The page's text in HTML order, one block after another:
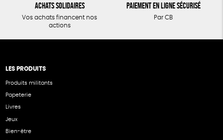
Achats solidaires
Vos achats financent nos
actions
Paiement en ligne sécurisé
Par CB
LES PRODUITS
Produits militants
Papeterie
Livres
Jeux
Bien-être